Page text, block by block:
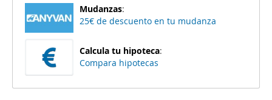
Mudanzas:
25€ de descuento en tu mudanza
Calcula tu hipoteca:
Compara hipotecas